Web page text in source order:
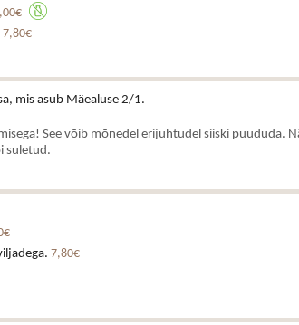
7,80€
mis asub Mäealuse 2/1.
See võib mõnedel erijuhtudel siiski puududa.
suletud.
7,80€